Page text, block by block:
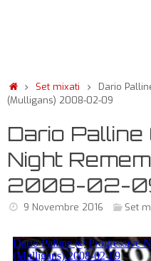
Set mixati
Dario
(Mulligans) 2008-02-09
Dario
Night
2008-02-
9 Novembre 2016 Set